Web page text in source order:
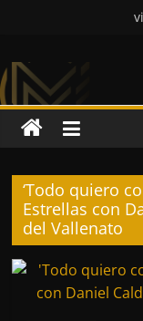
Music
Inc
Colombia
Music
Inc
‘Todo quiero
Estrellas con
del Vallenato